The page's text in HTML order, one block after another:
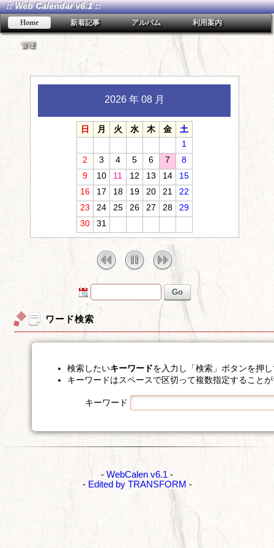
:: Web Calendar v6.1 ::
Home 新着記事 アルバム 利用案内
管理
2026 年 08 月
日 月 火 水 木 金
土
1
2
3 4 5 6 7
8
9
10 11 12 13 14
15
16
17 18 19 20 21
22
23
24 25 26 27 28
29
30
31
Go
ワード検索
検索したいキーワードを入力し「検索」ボタンを押
キーワードはスペースで区切って複数指定すること
キーワード
- WebCalen v6.1 -
- Edited by TRANSFORM -